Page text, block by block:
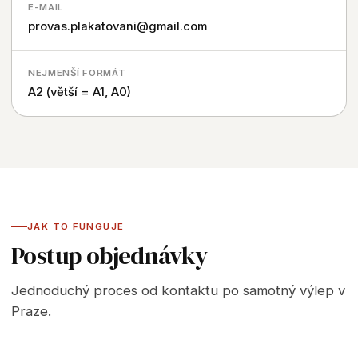
E-MAIL
provas.plakatovani@gmail.com
NEJMENŠÍ FORMÁT
A2 (větší = A1, A0)
JAK TO FUNGUJE
Postup objednávky
Jednoduchý proces od kontaktu po samotný výlep v
Praze.